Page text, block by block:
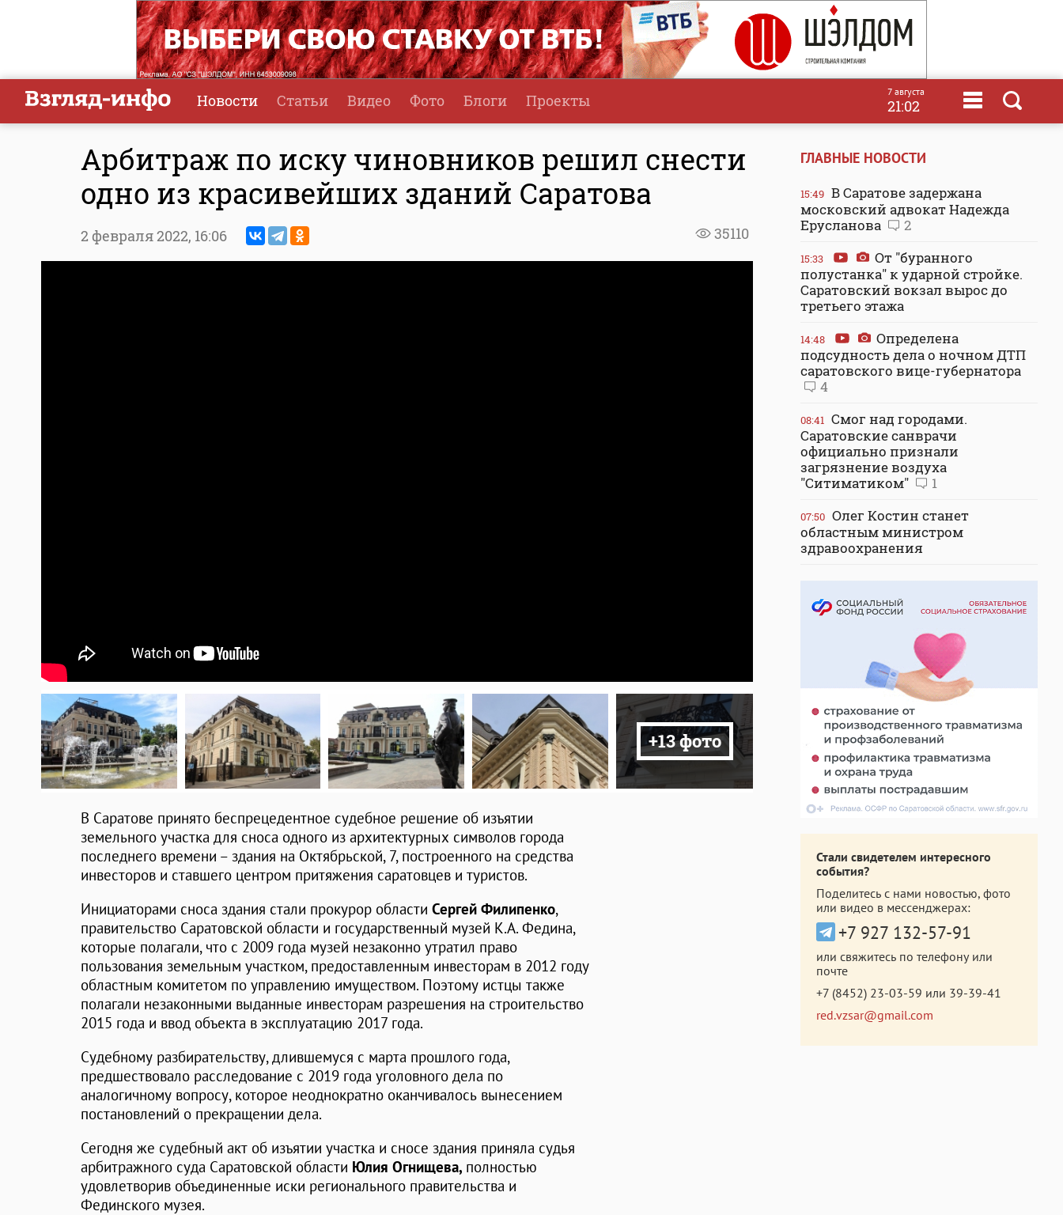
Новости Статьи Видео Фото Блоги Проекты 7 августа
21:02
Арбитраж по иску чиновников решил снести
одно из красивейших зданий Саратова
35110
2 февраля 2022, 16:06
+13 фото
В Саратове принято беспрецедентное судебное решение об изъятии
земельного участка для сноса одного из архитектурных символов города
последнего времени – здания на Октябрьской, 7, построенного на средства
инвесторов и ставшего центром притяжения саратовцев и туристов.
Инициаторами сноса здания стали прокурор области Сергей Филипенко,
правительство Саратовской области и государственный музей К.А. Федина,
которые полагали, что с 2009 года музей незаконно утратил право
пользования земельным участком, предоставленным инвесторам в 2012 году
областным комитетом по управлению имуществом. Поэтому истцы также
полагали незаконными выданные инвесторам разрешения на строительство
2015 года и ввод объекта в эксплуатацию 2017 года.
Судебному разбирательству, длившемуся с марта прошлого года,
предшествовало расследование с 2019 года уголовного дела по
аналогичному вопросу, которое неоднократно оканчивалось вынесением
постановлений о прекращении дела.
Сегодня же судебный акт об изъятии участка и сносе здания приняла судья
арбитражного суда Саратовской области Юлия Огнищева, полностью
удовлетворив объединенные иски регионального правительства и
Фединского музея.
ГЛАВНЫЕ НОВОСТИ
15:49 В Саратове задержана
московский адвокат Надежда
Ерусланова
2
15:33
От "буранного
полустанка" к ударной стройке.
Саратовский вокзал вырос до
третьего этажа
14:48
Определена
подсудность дела о ночном ДТП
саратовского вице-губернатора
4
08:41 Смог над городами.
Саратовские санврачи
официально признали
загрязнение воздуха
"Ситиматиком"
1
07:50 Олег Костин станет
областным министром
здравоохранения
Стали свидетелем интересного
события?
Поделитесь с нами новостью, фото
или видео в мессенджерах:
+7 927 132-57-91
или свяжитесь по телефону или
почте
+7 (8452) 23-03-59 или 39-39-41
red.vzsar@gmail.com